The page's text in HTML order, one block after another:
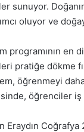
sunuyor.
oluyor ve
programının en
pratiğe dökme
öğrenmeyi
öğrenciler
Eraydın